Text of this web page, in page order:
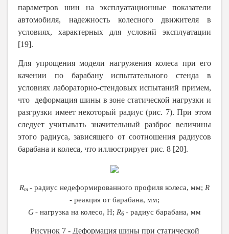
параметров шин на эксплуатационные показатели
автомобиля, надежность колесного движителя в
условиях, характерных для условий эксплуатации
[19].
Для упрощения модели нагружения колеса при его
качении по барабану испытательного стенда в
условиях лабораторно-стендовых испытаний примем,
что деформация шины в зоне статической нагрузки и
разгрузки имеет некоторый радиус (рис. 7). При этом
следует учитывать значительный разброс величины
этого радиуса, зависящего от соотношения радиусов
барабана и колеса, что иллюстрирует рис. 8 [20].
Rm - радиус недеформированного профиля колеса, мм; R
- реакция от барабана, мм;
G- нагрузка на колесо, Н; Rб - радиус барабана, мм
Рисунок 7 -Деформация шины при статической